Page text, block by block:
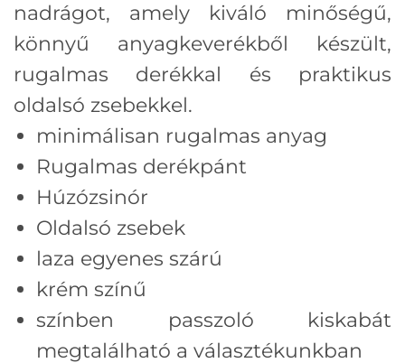
nadrágot, amely kiváló minőségű,
könnyű anyagkeverékből készült,
rugalmas derékkal és praktikus
oldalsó zsebekkel.
minimálisan rugalmas anyag
Rugalmas derékpánt
Húzózsinór
Oldalsó zsebek
laza egyenes szárú
krém színű
színben passzoló kiskabát
megtalálható a választékunkban